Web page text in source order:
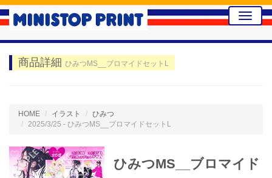
Toggle
商品詳細 ひみつMS__ブロマイドセットL
HOME イラスト
ひみつ
2025/3/25 - ひみつMS__ブロマイドセットL
ひみつMS__ブロマイド